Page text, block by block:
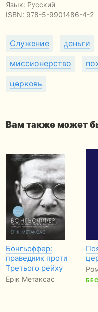
Язык: Русский
ISBN: 978-5-9901486-4-2
Служение деньги
миссионерство
церковь
Вам также может
Бонгьоффер:
праведник проти
Третього рейху
Ерік Метаксас